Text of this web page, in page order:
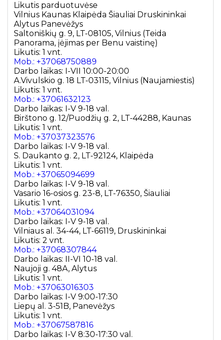
Likutis parduotuvėse
Vilnius Kaunas Klaipėda Šiauliai Druskininkai
Alytus Panevėžys
Saltoniškių g. 9, LT-08105, Vilnius (Teida
Panorama, įėjimas per Benu vaistinę)
Likutis: 1 vnt.
Mob.: +37068750889
Darbo laikas: I-VII 10:00-20:00
A.Vivulskio g. 18 LT-03115, Vilnius (Naujamiestis)
Likutis: 1 vnt.
Mob.: +37061632123
Darbo laikas: I-V 9-18 val.
Birštono g. 12/Puodžių g. 2, LT-44288, Kaunas
Likutis: 1 vnt.
Mob.: +37037323576
Darbo laikas: I-V 9-18 val.
S. Daukanto g. 2, LT-92124, Klaipėda
Likutis: 1 vnt.
Mob.: +37065094699
Darbo laikas: I-V 9-18 val.
Vasario 16-osios g. 23-8, LT-76350, Šiauliai
Likutis: 1 vnt.
Mob.: +37064031094
Darbo laikas: I-V 9-18 val.
Vilniaus al. 34-44, LT-66119, Druskininkai
Likutis: 2 vnt.
Mob.: +37068307844
Darbo laikas: II-VI 10-18 val.
Naujoji g. 48A, Alytus
Likutis: 1 vnt.
Mob.: +37063016303
Darbo laikas: I-V 9:00-17:30
Liepų al. 3-51B, Panevėžys
Likutis: 1 vnt.
Mob.: +37067587816
Darbo laikas: I-V 8:30-17:30 val.